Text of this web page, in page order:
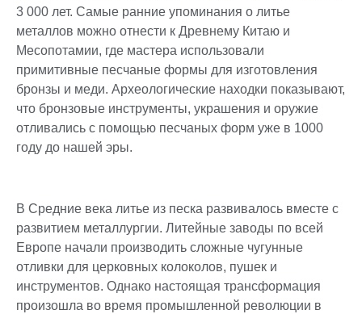
3 000 лет. Самые ранние упоминания о литье
металлов можно отнести к Древнему Китаю и
Месопотамии, где мастера использовали
примитивные песчаные формы для изготовления
бронзы и меди. Археологические находки показывают,
что бронзовые инструменты, украшения и оружие
отливались с помощью песчаных форм уже в 1000
году до нашей эры.
В Средние века литье из песка развивалось вместе с
развитием металлургии. Литейные заводы по всей
Европе начали производить сложные чугунные
отливки для церковных колоколов, пушек и
инструментов. Однако настоящая трансформация
произошла во время промышленной революции в